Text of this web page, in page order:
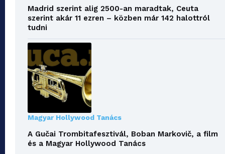
Madrid szerint alig 2500-an maradtak, Ceuta
szerint akár 11 ezren – közben már 142 halottról
tudni
Magyar Hollywood Tanács
A Gučai Trombitafesztivál, Boban Markovič, a film
és a Magyar Hollywood Tanács